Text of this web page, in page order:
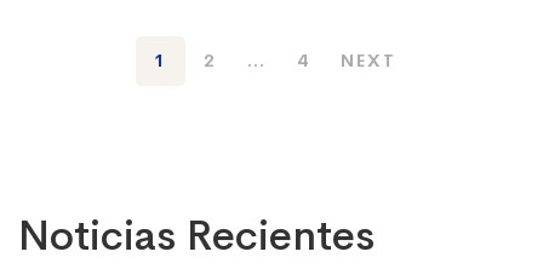
1 2 … 4 NEXT
Noticias Recientes